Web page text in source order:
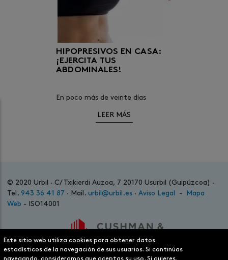
HIPOPRESIVOS EN CASA:
¡EJERCITA TUS
ABDOMINALES!
En poco más de veinte días
personas apuestan por realizar
LEER MÁS
© 2020 Urbil · C/ Txikierdi Auzoa, 7 20170 Usurbil (Guipúzcoa) ·
Tel. 943 36 41 87 · Mail. urbil@urbil.es · Aviso Legal -
Mapa
Web - ISO14001
Este sitio web utiliza cookies para obtener datos
estadísticos de la navegación de sus usuarios. Si continúas
navegando, consideramos que aceptas su uso. Si quieres,